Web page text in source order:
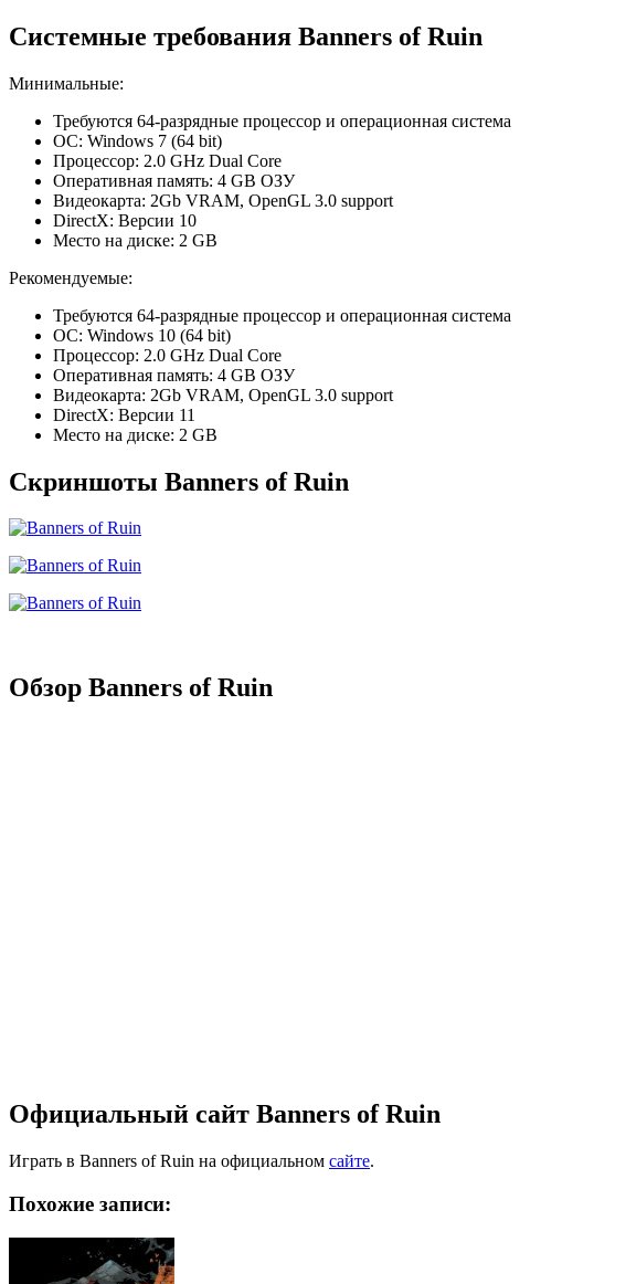
Системные требования Banners of Ruin
Минимальные:
Требуются 64-разрядные процессор и операционная система
ОС: Windows 7 (64 bit)
Процессор: 2.0 GHz Dual Core
Оперативная память: 4 GB ОЗУ
Видеокарта: 2Gb VRAM, OpenGL 3.0 support
DirectX: Версии 10
Место на диске: 2 GB
Рекомендуемые:
Требуются 64-разрядные процессор и операционная система
ОС: Windows 10 (64 bit)
Процессор: 2.0 GHz Dual Core
Оперативная память: 4 GB ОЗУ
Видеокарта: 2Gb VRAM, OpenGL 3.0 support
DirectX: Версии 11
Место на диске: 2 GB
Скриншоты Banners of Ruin
Обзор Banners of Ruin
Официальный сайт Banners of Ruin
Играть в Banners of Ruin на официальном сайте.
Похожие записи: